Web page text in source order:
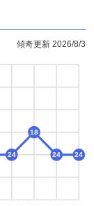
傾奇更新 2026/8/3
24
18
24 24